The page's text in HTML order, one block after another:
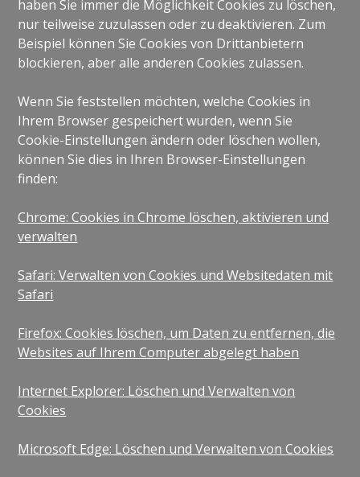
haben Sie immer die Möglichkeit Cookies zu löschen,
nur teilweise zuzulassen oder zu deaktivieren. Zum
Beispiel können Sie Cookies von Drittanbietern
blockieren, aber alle anderen Cookies zulassen.
Wenn Sie feststellen möchten, welche Cookies in
Ihrem Browser gespeichert wurden, wenn Sie
Cookie-Einstellungen ändern oder löschen wollen,
können Sie dies in Ihren Browser-Einstellungen
finden:
Chrome: Cookies in Chrome löschen, aktivieren und
verwalten
Safari: Verwalten von Cookies und Websitedaten mit
Safari
Firefox: Cookies löschen, um Daten zu entfernen, die
Websites auf Ihrem Computer abgelegt haben
Internet Explorer: Löschen und Verwalten von
Cookies
Microsoft Edge: Löschen und Verwalten von Cookies